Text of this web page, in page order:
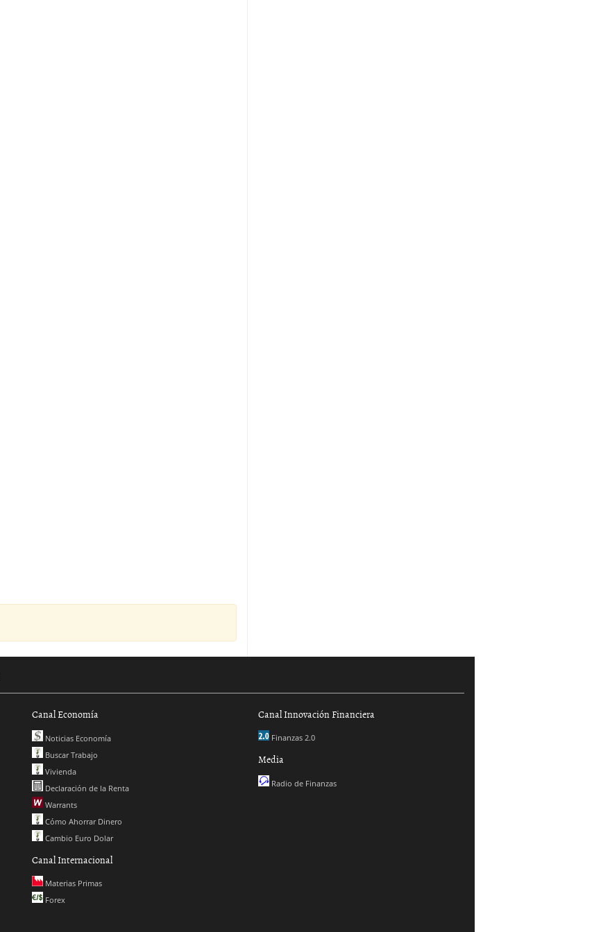
Canal Economía
Noticias Economía
Buscar Trabajo
Vivienda
Declaración de la Renta
Warrants
Cómo Ahorrar Dinero
Cambio Euro Dolar
Canal Internacional
Materias Primas
Forex
Canal Innovación Financiera
Finanzas 2.0
Media
Radio de Finanzas